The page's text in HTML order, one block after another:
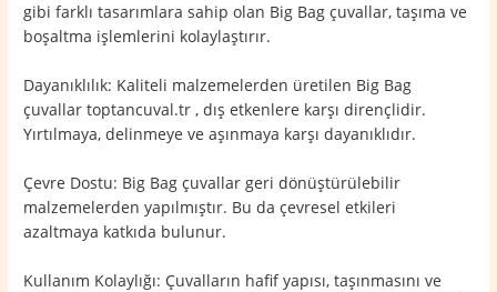
gibi farklı tasarımlara sahip olan Big Bag çuvallar, taşıma ve
boşaltma işlemlerini kolaylaştırır.
Dayanıklılık: Kaliteli malzemelerden üretilen Big Bag
çuvallar toptancuval.tr , dış etkenlere karşı dirençlidir.
Yırtılmaya, delinmeye ve aşınmaya karşı dayanıklıdır.
Çevre Dostu: Big Bag çuvallar geri dönüştürülebilir
malzemelerden yapılmıştır. Bu da çevresel etkileri
azaltmaya katkıda bulunur.
Kullanım Kolaylığı: Çuvalların hafif yapısı, taşınmasını ve